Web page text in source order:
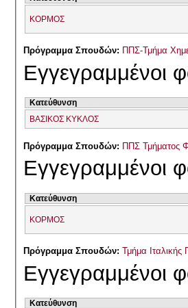
ΚΟΡΜΟΣ
Πρόγραμμα Σπουδών: ΠΠΣ-Τμήμα
Εγγεγραμμένοι
Κατεύθυνση
ΒΑΣΙΚΟΣ ΚΥΚΛΟΣ
Πρόγραμμα Σπουδών: ΠΠΣ Τμήματος
Εγγεγραμμένοι
Κατεύθυνση
ΚΟΡΜΟΣ
Πρόγραμμα Σπουδών:Τμήμα Ιταλικής
Εγγεγραμμένοι
Κατεύθυνση